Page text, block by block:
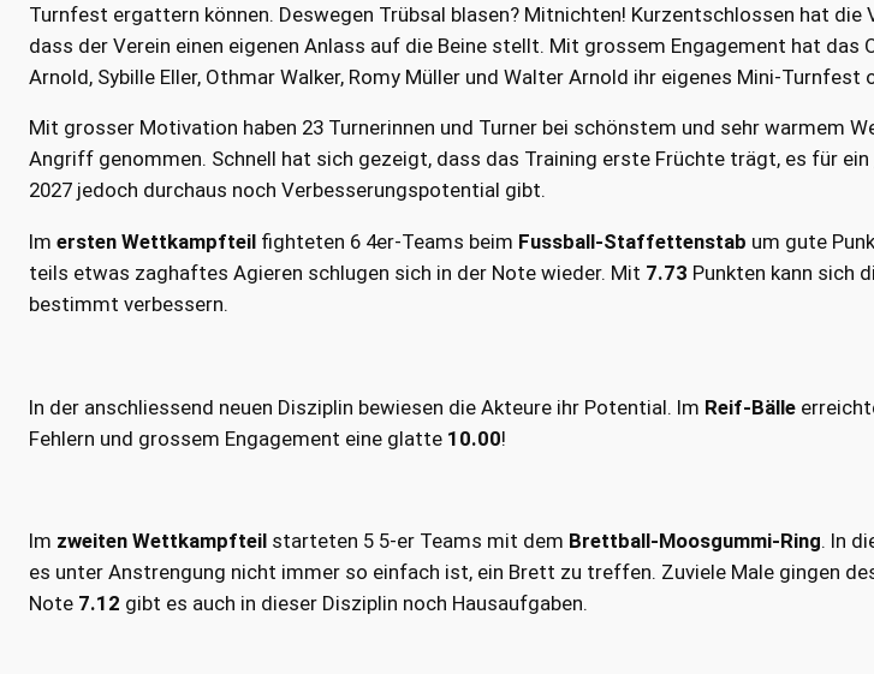
Turnfest ergattern können. Deswegen Trübsal blasen? Mitnichten! Kurzentschlossen hat die
dass der Verein einen eigenen Anlass auf die Beine stellt. Mit grossem Engagement hat das
Arnold, Sybille Eller, Othmar Walker, Romy Müller und Walter Arnold ihr eigenes Mini-Turnfest
Mit grosser Motivation haben 23 Turnerinnen und Turner bei schönstem und sehr warmem
Angriff genommen. Schnell hat sich gezeigt, dass das Training erste Früchte trägt, es für
2027 jedoch durchaus noch Verbesserungspotential gibt.
Im ersten Wettkampfteil fighteten 6 4er-Teams beim Fussball-Staffettenstab um gute
teils etwas zaghaftes Agieren schlugen sich in der Note wieder. Mit 7.73 Punkten kann sich
bestimmt verbessern.
In der anschliessend neuen Disziplin bewiesen die Akteure ihr Potential. Im Reif-Bälle
Fehlern und grossem Engagement eine glatte 10.00!
Im zweiten Wettkampfteil starteten 5 5-er Teams mit dem Brettball-Moosgummi-Ring. In
es unter Anstrengung nicht immer so einfach ist, ein Brett zu treffen. Zuviele Male gingen
Note 7.12 gibt es auch in dieser Disziplin noch Hausaufgaben.